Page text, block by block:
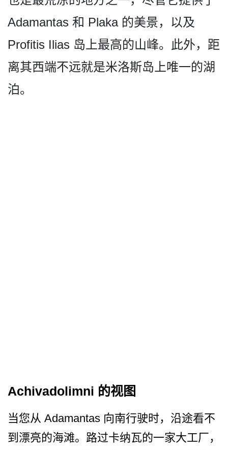
Adamantas 和 Plaka 的美景，以及
Profitis Ilias 岛上最高的山峰。此外，距
离­其西端不远就是米洛斯岛上唯一的湖
泊。
Achivadolimni 的视图
当您从 Adamantas 向南行驶时，沿途看不
到漂亮­的海滩。路过卡纳瓦的一家大工厂，